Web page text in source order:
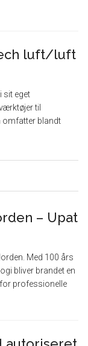
luft/luft
sit eget
til
omfatter blandt
– Upat
Med 100 års
bliver brandet en
professionelle